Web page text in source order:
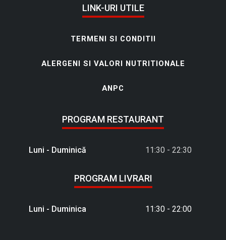
LINK-URI UTILE
TERMENI SI CONDITII
ALERGENI SI VALORI NUTRITIONALE
ANPC
PROGRAM RESTAURANT
Luni - Duminică 11:30 - 22:30
PROGRAM LIVRARI
Luni - Duminica 11:30 - 22:00